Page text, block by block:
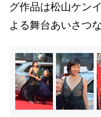
グ作品は松山ケン
よる舞台あいさつ